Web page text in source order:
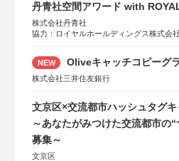
丹青社空間アワード with
株式会社丹青社
協力：ロイヤルホールディングス株式会社
NEW Oliveキャッチコピーグ
株式会社三井住友銀行
文京区×交流都市ハッシュタグ
～あなたがみつけた交流都市の
募集～
文京区